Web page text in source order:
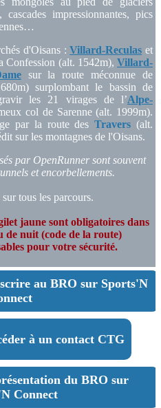
impressionnantes, pics
d'Oisans :Villard-Reculas et
Confession (alt. 1542m), Villard-
sur la route méconnue de
surplombant le bassin de
les 21 virages de l’Alpe-
col de Sarenne (alt. 1999m).
par la route desTravers (alt.
sur les montagnes de l'Oisans.
par OpenRunner sont souvent
et encorbellements.
tous les parcours.
jaune sont obligatoires dans
de nuit (code de la route)
pour votre sécurité.
au BRO sur Sports'N
à un contact CTG
du BRO sur
Connect